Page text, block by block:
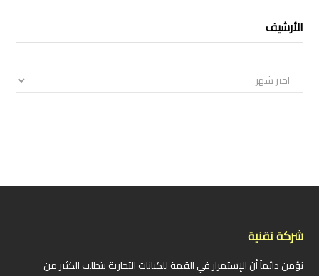
الأرشيف
الأرشيف
شركة تقنية
نؤمن دائماً أن الإستمرار في القمة للكيانات التجارية يتطلب الكثير من